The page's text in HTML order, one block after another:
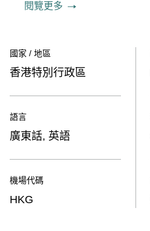
閱覽更多
國家 / 地區
香港特別行政區
語言
廣東話, 英語
機場代碼
HKG